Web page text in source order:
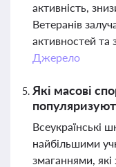
активність,
Ветеранів
активностей та
Джерело
Які масові
Всеукраїнські
найбільшими
змаганнями,